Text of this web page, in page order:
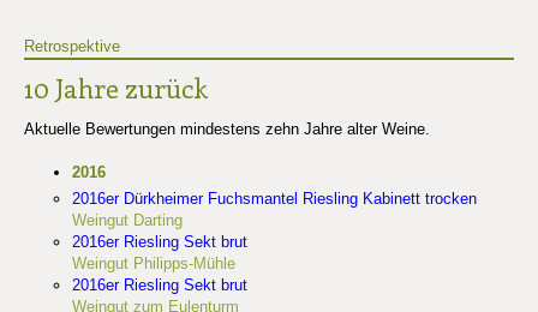
Retrospektive
10 Jahre zurück
Aktuelle Bewertungen mindestens zehn Jahre alter Weine.
2016
2016er Dürkheimer Fuchsmantel Riesling Kabinett trocken
Weingut Darting
2016er Riesling Sekt brut
Weingut Philipps-Mühle
2016er Riesling Sekt brut
Weingut zum Eulenturm